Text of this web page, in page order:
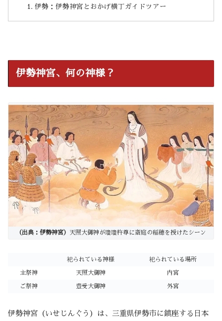
伊勢：伊勢神宮とおかげ横丁ガイドツアー
伊勢神宮、何の神様？
（出典：伊勢神宮） 天照大御神が瓊瓊杵尊に斎庭の稲穂を授けたシーン
祀られている神様 祀られている場所
主祭神 天照大御神 内宮
ご祭神 豊受大御神 外宮
伊勢神宮（いせじんぐう）は、三重県伊勢市に鎮座する日本